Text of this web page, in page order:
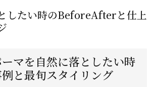
したい時のBeforeAfterと仕上
マを自然に落としたい時
と最旬スタイリング